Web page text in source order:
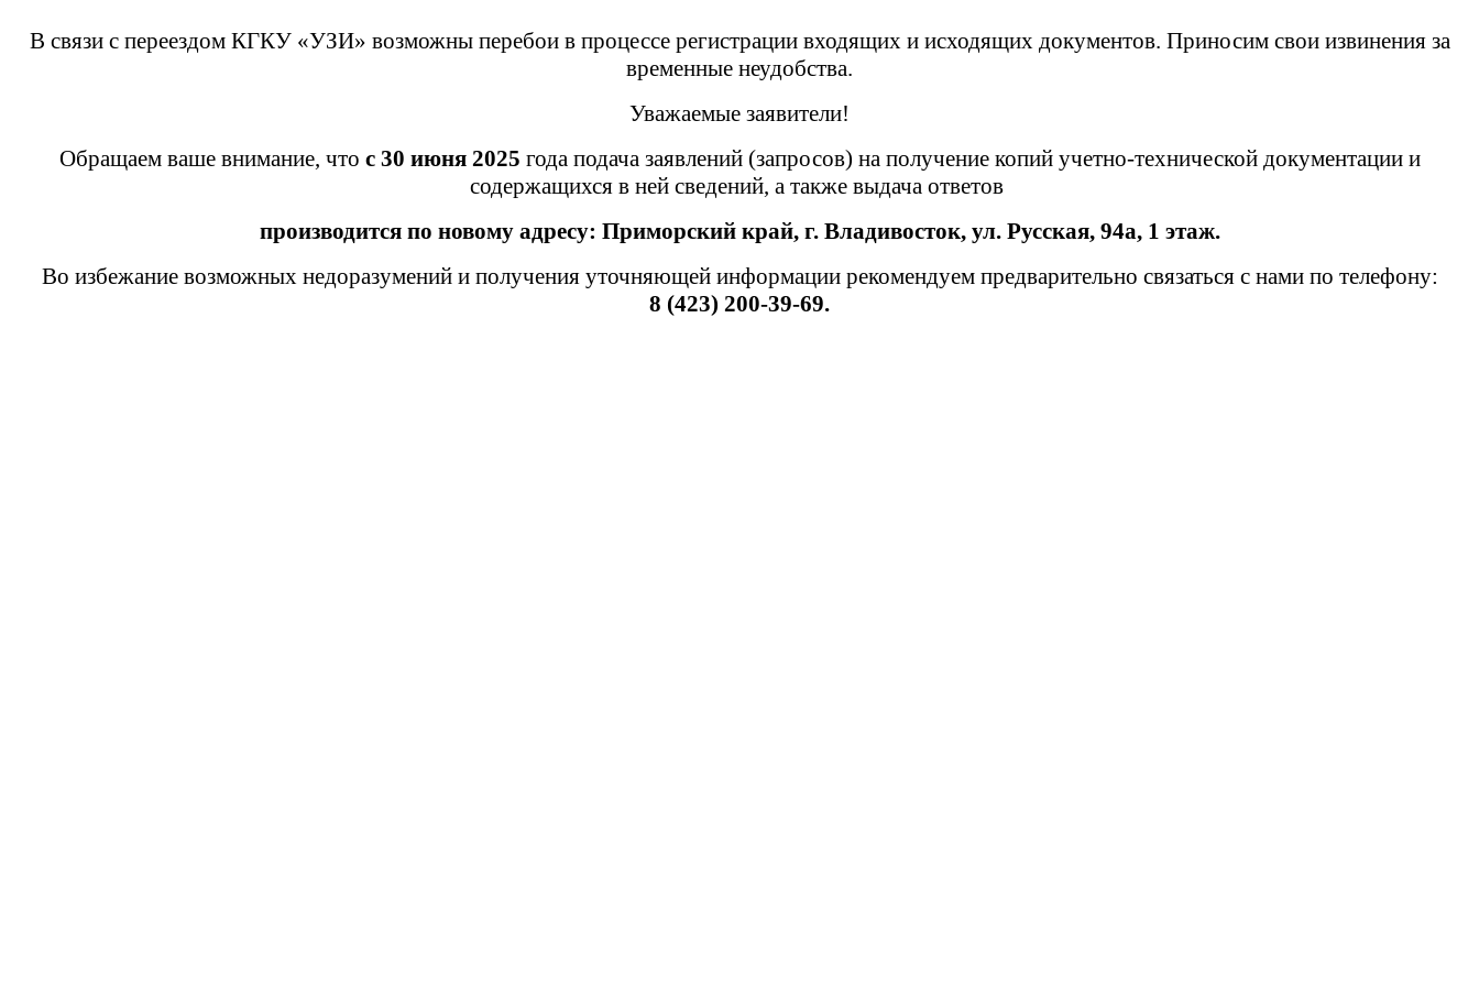
В связи с переездом КГКУ «УЗИ» возможны перебои в процессе регистрации входящих и исходящих документов. Приносим свои извинения за
временные неудобства.
Уважаемые заявители!
Обращаем ваше внимание, что с 30 июня 2025 года подача заявлений (запросов) на получение копий учетно-технической документации и
содержащихся в ней сведений, а также выдача ответов
производится по новому адресу: Приморский край, г. Владивосток, ул. Русская, 94а, 1 этаж.
Во избежание возможных недоразумений и получения уточняющей информации рекомендуем предварительно связаться с нами по телефону:
8 (423) 200-39-69.